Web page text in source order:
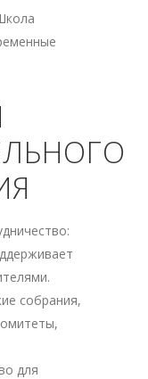
собрания,
для